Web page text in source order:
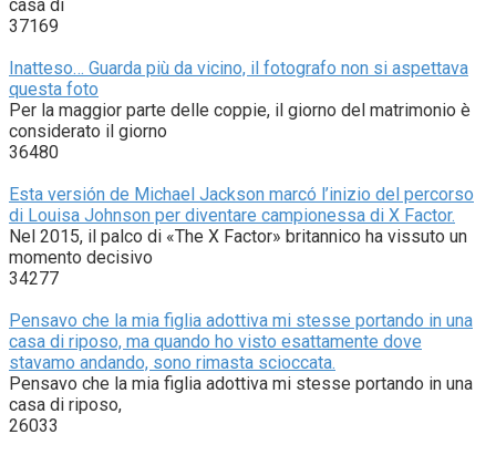
casa di
37169
Inatteso… Guarda più da vicino, il fotografo non si aspettava
questa foto
Per la maggior parte delle coppie, il giorno del matrimonio è
considerato il giorno
36480
Esta versión de Michael Jackson marcó l’inizio del percorso
di Louisa Johnson per diventare campionessa di X Factor.
Nel 2015, il palco di «The X Factor» britannico ha vissuto un
momento decisivo
34277
Pensavo che la mia figlia adottiva mi stesse portando in una
casa di riposo, ma quando ho visto esattamente dove
stavamo andando, sono rimasta scioccata.
Pensavo che la mia figlia adottiva mi stesse portando in una
casa di riposo,
26033